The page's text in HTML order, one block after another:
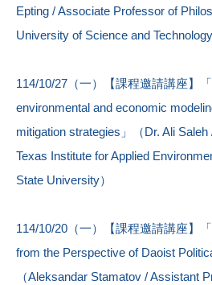
Epting / Associate Professor of
University of Science and Technology
114/10/27（一）【課程邀請講座】
environmental and economic
mitigation strategies」（Dr. Ali
Texas Institute for Applied
State University）
114/10/20（一）【課程邀請講座】
from the Perspective of Daoist
（Aleksandar Stamatov / Assistant